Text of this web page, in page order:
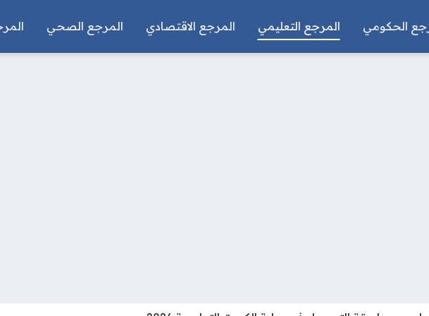
الحكومي المرجع التعليمي المرجع الاقتصادي المرجع الصحي